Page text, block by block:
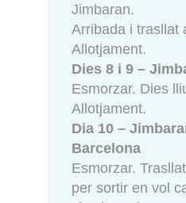
Jimbaran.
Arribada i trasllat
Allotjament.
Dies 8 i 9 –
Esmorzar. Dies
Allotjament.
Dia 10 –
Barcelona
Esmorzar.
per sortir en vol